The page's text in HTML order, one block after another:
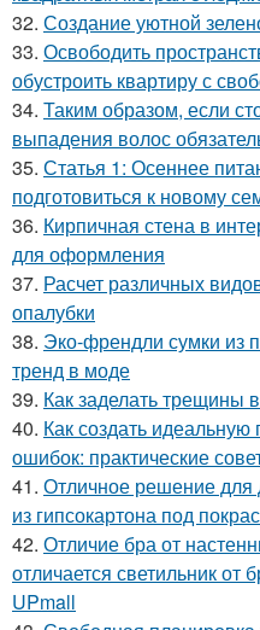
32. Создание уютной
33. Освободить
обустроить квартиру с
34. Таким образом, если
выпадения волос
35. Статья 1: Осеннее
подготовиться к новому
36. Кирпичная стена в
для оформления
37. Расчет различных
опалубки
38. Эко-френдли сумки из
тренд в моде
39. Как заделать трещины
40. Как создать
ошибок: практические
41. Отличное решение для
из гипсокартона под
42. Отличие бра от
отличается светильник от
UPmall